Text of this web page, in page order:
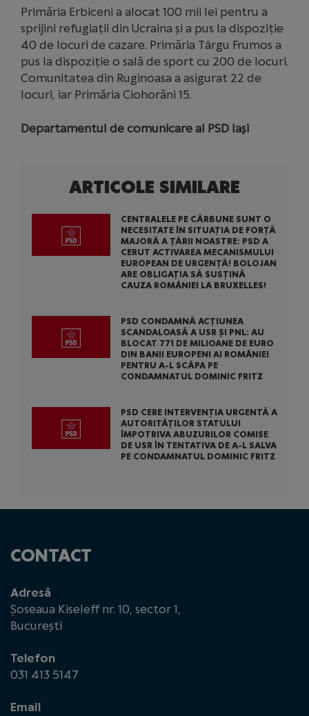
Primăria Erbiceni a alocat 100 mii lei pentru a
sprijini refugiații din Ucraina și a pus la dispoziție
40 de locuri de cazare. Primăria Târgu Frumos a
pus la dispoziție o sală de sport cu 200 de locuri.
Comunitatea din Ruginoasa a asigurat 22 de
locuri, iar Primăria Ciohorăni 15.
Departamentul de comunicare al PSD Iași
ARTICOLE SIMILARE
CENTRALELE PE CĂRBUNE SUNT O
NECESITATE ÎN SITUAȚIA DE FORȚĂ
MAJORĂ A ȚĂRII NOASTRE: PSD A
CERUT ACTIVAREA MECANISMULUI
EUROPEAN DE URGENȚĂ! BOLOJAN
ARE OBLIGAȚIA SĂ SUSȚINĂ
CAUZA ROMÂNIEI LA BRUXELLES!
PSD CONDAMNĂ ACȚIUNEA
SCANDALOASĂ A USR ȘI PNL: AU
BLOCAT 771 DE MILIOANE DE EURO
DIN BANII EUROPENI AI ROMÂNIEI
PENTRU A-L SCĂPA PE
CONDAMNATUL DOMINIC FRITZ
PSD CERE INTERVENȚIA URGENTĂ A
AUTORITĂȚILOR STATULUI
ÎMPOTRIVA ABUZURILOR COMISE
DE USR ÎN TENTATIVA DE A-L SALVA
PE CONDAMNATUL DOMINIC FRITZ
CONTACT
Adresă
Șoseaua Kiseleff nr. 10, sector 1,
București
Telefon
031 413 5147
Email